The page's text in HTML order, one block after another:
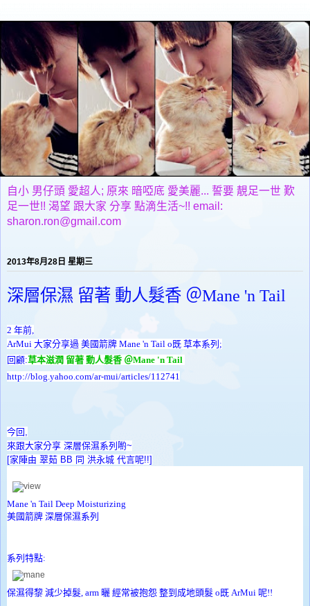
自小 男仔頭 愛超人; 原來 暗啞底 愛美麗... 誓要 靚足一世 歎
足一世!! 渴望 跟大家 分享 點滴生活~!! email:
sharon.ron@gmail.com
2013年8月28日 星期三
深層保濕 留著 動人髮香 ＠Mane 'n Tail
2 年前,
ArMui 大家分享過 美國箭牌 Mane 'n Tail o既 草本系列;
回顧:草本滋潤 留著 動人髮香 ＠Mane 'n Tail
http://blog.yahoo.com/ar-mui/articles/112741
今回,
來跟大家分享 深層保濕系列喲~
[家陣由 翠茹 BB 同 洪永城 代言呢!!]
Mane 'n Tail Deep Moisturizing
美國箭牌 深層保濕系列
系列特點:
保濕得黎 減少掉髮, arm 曬 經常被抱怨 整到成地頭髮 o既 ArMui 呢!!